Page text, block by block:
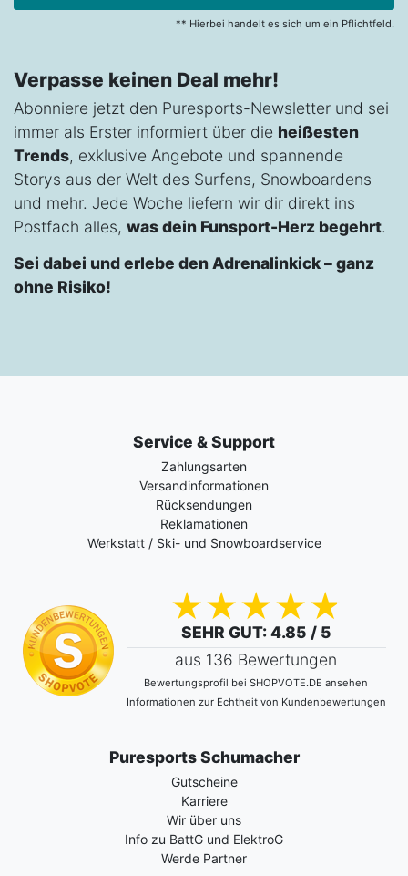
** Hierbei handelt es sich um ein Pflichtfeld.
Verpasse keinen Deal mehr!
Abonniere jetzt den Puresports-Newsletter und sei
immer als Erster informiert über die heißesten
Trends, exklusive Angebote und spannende
Storys aus der Welt des Surfens, Snowboardens
und mehr. Jede Woche liefern wir dir direkt ins
Postfach alles, was dein Funsport-Herz begehrt.
Sei dabei und erlebe den Adrenalinkick – ganz
ohne Risiko!
Service & Support
Zahlungsarten
Versandinformationen
Rücksendungen
Reklamationen
Werkstatt / Ski- und Snowboardservice
SEHR GUT: 4.85 / 5
aus 136 Bewertungen
Bewertungsprofil bei SHOPVOTE.DE ansehen
Informationen zur Echtheit von Kundenbewertungen
Puresports Schumacher
Gutscheine
Karriere
Wir über uns
Info zu BattG und ElektroG
Werde Partner